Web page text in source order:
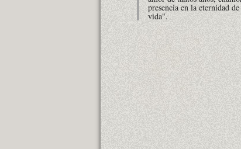
presencia en la eternidad
vida".